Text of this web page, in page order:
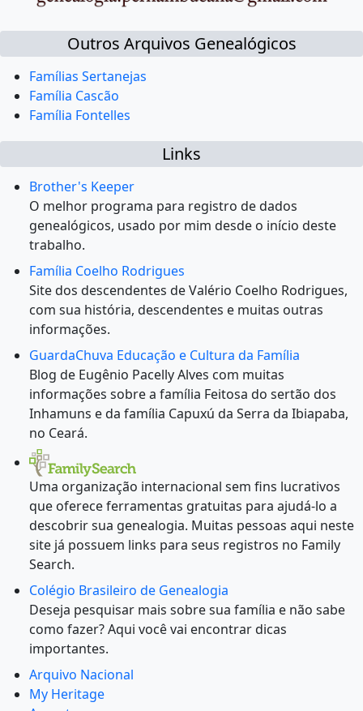
Outros Arquivos Genealógicos
Famílias Sertanejas
Família Cascão
Família Fontelles
Links
Brother's Keeper
O melhor programa para registro de dados
genealógicos, usado por mim desde o início deste
trabalho.
Família Coelho Rodrigues
Site dos descendentes de Valério Coelho Rodrigues,
com sua história, descendentes e muitas outras
informações.
GuardaChuva Educação e Cultura da Família
Blog de Eugênio Pacelly Alves com muitas
informações sobre a família Feitosa do sertão dos
Inhamuns e da família Capuxú da Serra da Ibiapaba,
no Ceará.
Uma organização internacional sem fins lucrativos
que oferece ferramentas gratuitas para ajudá-lo a
descobrir sua genealogia. Muitas pessoas aqui neste
site já possuem links para seus registros no Family
Search.
Colégio Brasileiro de Genealogia
Deseja pesquisar mais sobre sua família e não sabe
como fazer? Aqui você vai encontrar dicas
importantes.
Arquivo Nacional
My Heritage